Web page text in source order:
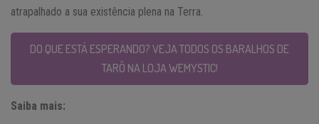
atrapalhado a sua existência plena na Terra.
DO QUE ESTÁ ESPERANDO? VEJA TODOS OS BARALHOS DE
TARÔ NA LOJA WEMYSTIC!
Saiba mais: